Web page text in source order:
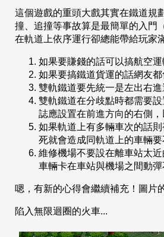
這個遊戲的重頭大戲其實在鐵道規
撞、追撞等事故算是最簡單的入門
在軌道上依序運行卻總能帶給玩家
如果要賺錢的話可以搞航空
如果要搞鐵道貨運的話網友
雙軌鐵道要先統一是左出右
雙軌鐵道在分歧點時都需要
誌應設置在前進方向的右側
如果軌道上有多輛車次的話
死就會造成同軌道上的車輛
維修機場不要設在離車站太
車輛卡在車站與機場之間動彈
嗯，有新的心得會繼續補充！圖片
陷入無限迴圈的火車...